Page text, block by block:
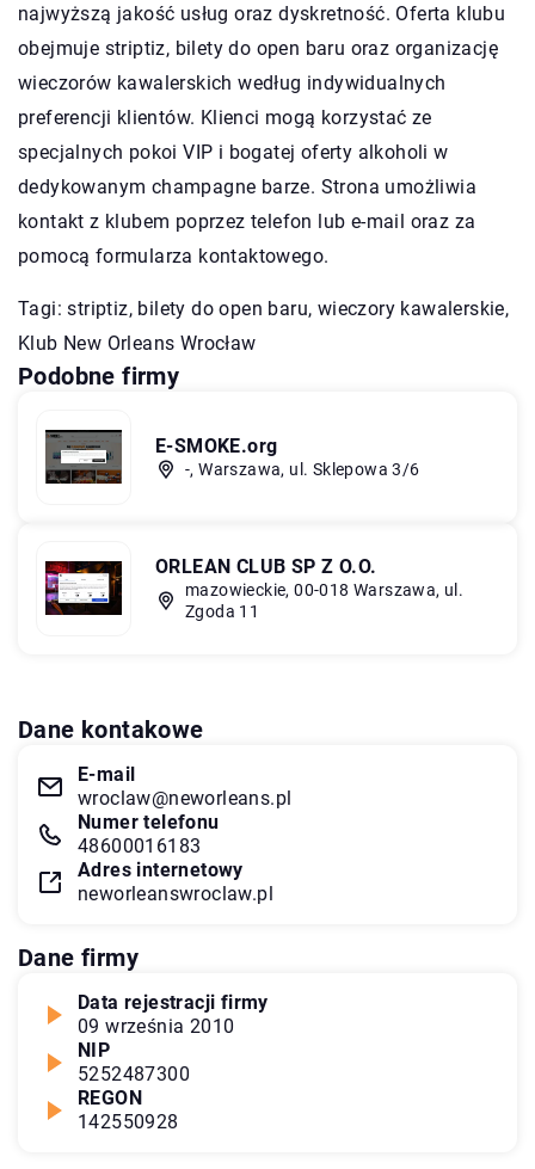
najwyższą jakość usług oraz dyskretność. Oferta klubu
obejmuje striptiz, bilety do open baru oraz organizację
wieczorów kawalerskich według indywidualnych
preferencji klientów. Klienci mogą korzystać ze
specjalnych pokoi VIP i bogatej oferty alkoholi w
dedykowanym champagne barze. Strona umożliwia
kontakt z klubem poprzez telefon lub e-mail oraz za
pomocą formularza kontaktowego.
Tagi: striptiz, bilety do open baru, wieczory kawalerskie,
Klub New Orleans Wrocław
Podobne firmy
E-SMOKE.org
-, Warszawa, ul. Sklepowa 3/6
ORLEAN CLUB SP Z O.O.
mazowieckie, 00-018 Warszawa, ul.
Zgoda 11
Dane kontakowe
E-mail
wroclaw@neworleans.pl
Numer telefonu
48600016183
Adres internetowy
neworleanswroclaw.pl
Dane firmy
Data rejestracji firmy
09 września 2010
NIP
5252487300
REGON
142550928